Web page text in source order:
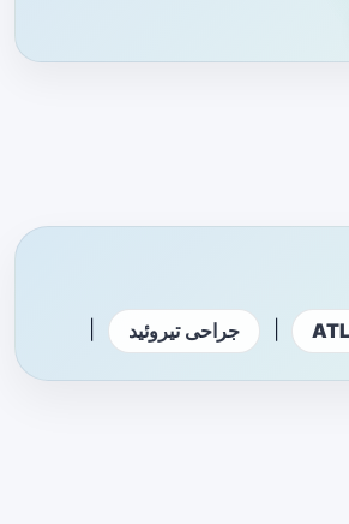
جراحی تیروئید